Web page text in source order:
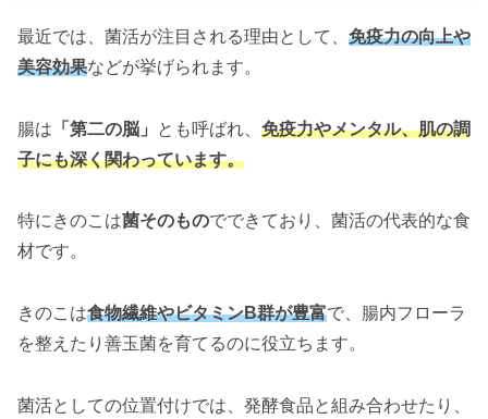
最近では、菌活が注目される理由として、 免疫力の向上や
美容効果などが挙げられます。
腸は 「第二の脳」 とも呼ばれ、 免疫力やメンタル、肌の調
子にも深く関わっています。
特にきのこは菌そのものでできており、菌活の代表的な食
材です。
きのこは食物繊維やビタミンB群が豊富で、腸内フローラ
を整えたり善玉菌を育てるのに役立ちます。
菌活としての位置付けでは、発酵食品と組み合わせたり、